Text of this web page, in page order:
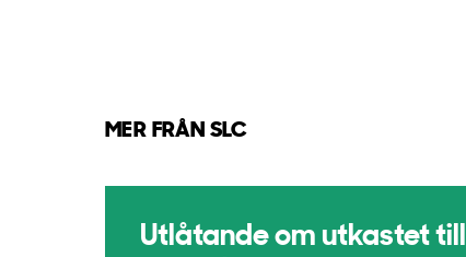
MER FRÅN SLC
Utlåtande om utkastet till